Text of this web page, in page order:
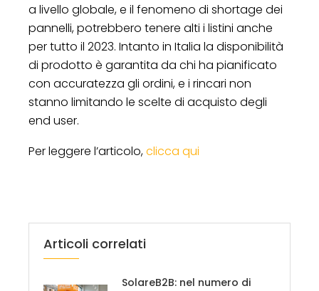
a livello globale, e il fenomeno di shortage dei
pannelli, potrebbero tenere alti i listini anche
per tutto il 2023. Intanto in Italia la disponibilità
di prodotto è garantita da chi ha pianificato
con accuratezza gli ordini, e i rincari non
stanno limitando le scelte di acquisto degli
end user.
Per leggere l’articolo,clicca qui
Articoli correlati
SolareB2B: nel numero di